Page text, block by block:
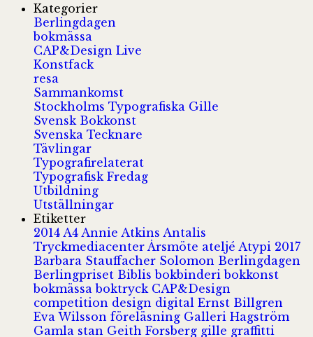
Kategorier
Berlingdagen
bokmässa
CAP&Design Live
Konstfack
resa
Sammankomst
Stockholms Typografiska Gille
Svensk Bokkonst
Svenska Tecknare
Tävlingar
Typografirelaterat
Typografisk Fredag
Utbildning
Utställningar
Etiketter
2014 A4 Annie Atkins Antalis
Tryckmediacenter Årsmöte ateljé Atypi 2017
Barbara Stauffacher Solomon Berlingdagen
Berlingpriset Biblisbokbinderibokkonst
bokmässaboktryck CAP&Design
competition design digital Ernst Billgren
Eva Wilsson föreläsning Galleri Hagström
Gamla stan Geith Forsberg gille graffitti